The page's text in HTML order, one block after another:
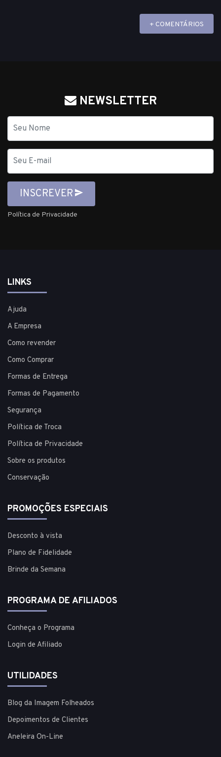
+ COMENTÁRIOS
NEWSLETTER
mail
INSCREVER
Política de Privacidade
LINKS
Ajuda
A Empresa
Como revender
Como Comprar
Formas de Entrega
Formas de Pagamento
Segurança
Política de Troca
Política de Privacidade
Sobre os produtos
Conservação
PROMOÇÕES ESPECIAIS
Desconto à vista
Plano de Fidelidade
Brinde da Semana
PROGRAMA DE AFILIADOS
Conheça o Programa
Login de Afiliado
UTILIDADES
Blog da Imagem Folheados
Depoimentos de Clientes
Aneleira On-Line